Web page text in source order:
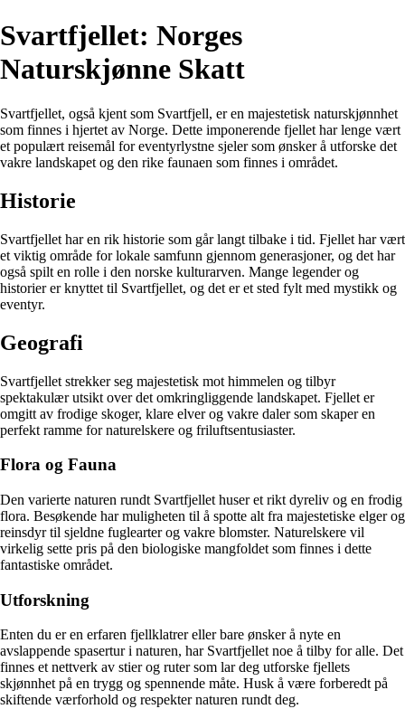
Svartfjellet: Norges
Naturskjønne Skatt
Svartfjellet, også kjent som Svartfjell, er en majestetisk naturskjønnhet
som finnes i hjertet av Norge. Dette imponerende fjellet har lenge vært
et populært reisemål for eventyrlystne sjeler som ønsker å utforske det
vakre landskapet og den rike faunaen som finnes i området.
Historie
Svartfjellet har en rik historie som går langt tilbake i tid. Fjellet har vært
et viktig område for lokale samfunn gjennom generasjoner, og det har
også spilt en rolle i den norske kulturarven. Mange legender og
historier er knyttet til Svartfjellet, og det er et sted fylt med mystikk og
eventyr.
Geografi
Svartfjellet strekker seg majestetisk mot himmelen og tilbyr
spektakulær utsikt over det omkringliggende landskapet. Fjellet er
omgitt av frodige skoger, klare elver og vakre daler som skaper en
perfekt ramme for naturelskere og friluftsentusiaster.
Flora og Fauna
Den varierte naturen rundt Svartfjellet huser et rikt dyreliv og en frodig
flora. Besøkende har muligheten til å spotte alt fra majestetiske elger og
reinsdyr til sjeldne fuglearter og vakre blomster. Naturelskere vil
virkelig sette pris på den biologiske mangfoldet som finnes i dette
fantastiske området.
Utforskning
Enten du er en erfaren fjellklatrer eller bare ønsker å nyte en
avslappende spasertur i naturen, har Svartfjellet noe å tilby for alle. Det
finnes et nettverk av stier og ruter som lar deg utforske fjellets
skjønnhet på en trygg og spennende måte. Husk å være forberedt på
skiftende værforhold og respekter naturen rundt deg.